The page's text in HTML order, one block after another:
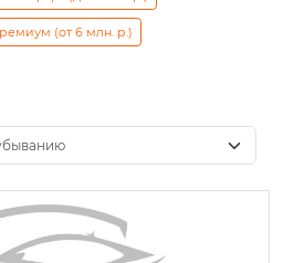
(от 6 млн. р.)